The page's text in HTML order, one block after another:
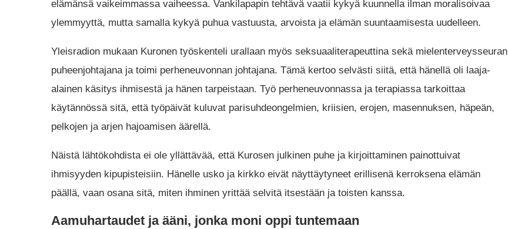
elämänsä vaikeimmassa vaiheessa. Vankilapapin tehtävä vaatii kykyä kuunnella ilman moralisoivaa
ylemmyyttä, mutta samalla kykyä puhua vastuusta, arvoista ja elämän suuntaamisesta uudelleen.
Yleisradion mukaan Kuronen työskenteli urallaan myös seksuaaliterapeuttina sekä mielenterveysseuran
puheenjohtajana ja toimi perheneuvonnan johtajana. Tämä kertoo selvästi siitä, että hänellä oli laaja-
alainen käsitys ihmisestä ja hänen tarpeistaan. Työ perheneuvonnassa ja terapiassa tarkoittaa
käytännössä sitä, että työpäivät kuluvat parisuhdeongelmien, kriisien, erojen, masennuksen, häpeän,
pelkojen ja arjen hajoamisen äärellä.
Näistä lähtökohdista ei ole yllättävää, että Kurosen julkinen puhe ja kirjoittaminen painottuivat
ihmisyyden kipupisteisiin. Hänelle usko ja kirkko eivät näyttäytyneet erillisenä kerroksena elämän
päällä, vaan osana sitä, miten ihminen yrittää selvitä itsestään ja toisten kanssa.
Aamuhartaudet ja ääni, jonka moni oppi tuntemaan